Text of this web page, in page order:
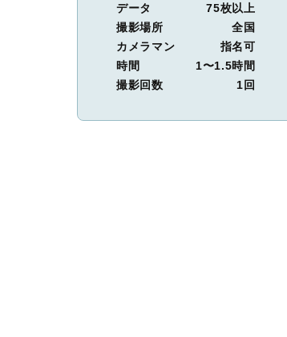
データ
75枚以上
撮影場所
全国
カメラマン
指名可
時間
1〜1.5時間
撮影回数
1回